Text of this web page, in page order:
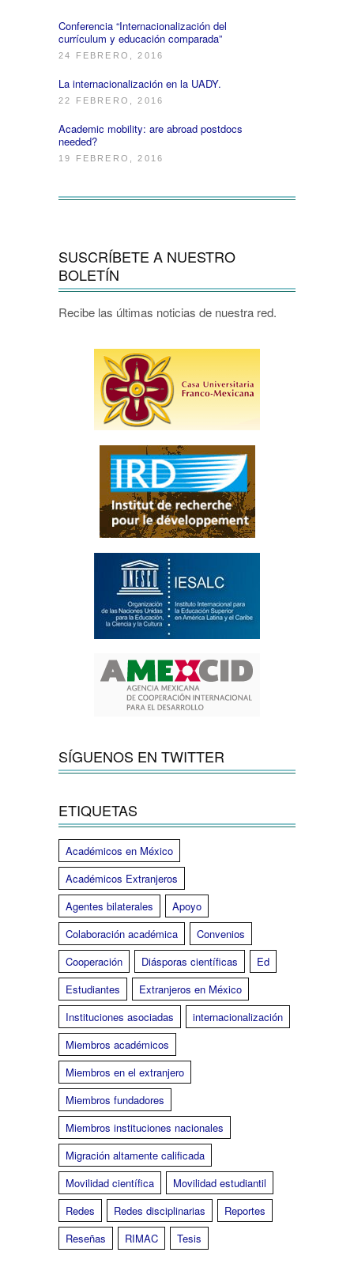
Conferencia “Internacionalización del
currículum y educación comparada”
24 FEBRERO, 2016
La internacionalización en la UADY.
22 FEBRERO, 2016
Academic mobility: are abroad postdocs
needed?
19 FEBRERO, 2016
SUSCRÍBETE A NUESTRO
BOLETÍN
Recibe las últimas noticias de nuestra red.
SÍGUENOS EN TWITTER
ETIQUETAS
Académicos en México
Académicos Extranjeros
Agentes bilaterales
Apoyo
Colaboración académica
Convenios
Cooperación
Diásporas científicas
Ed
Estudiantes
Extranjeros en México
Instituciones asociadas
internacionalización
Miembros académicos
Miembros en el extranjero
Miembros fundadores
Miembros instituciones nacionales
Migración altamente calificada
Movilidad científica
Movilidad estudiantil
Redes
Redes disciplinarias
Reportes
Reseñas
RIMAC Tesis